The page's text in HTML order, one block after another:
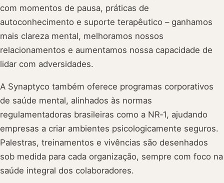
com momentos de pausa, práticas de
autoconhecimento e suporte terapêutico – ganhamos
mais clareza mental, melhoramos nossos
relacionamentos e aumentamos nossa capacidade de
lidar com adversidades.
A Synaptyco também oferece programas corporativos
de saúde mental, alinhados às normas
regulamentadoras brasileiras como a NR‑1, ajudando
empresas a criar ambientes psicologicamente seguros.
Palestras, treinamentos e vivências são desenhados
sob medida para cada organização, sempre com foco na
saúde integral dos colaboradores.